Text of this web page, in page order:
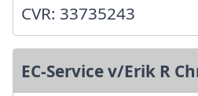
CVR: 33735243
EC-Service v/Erik R